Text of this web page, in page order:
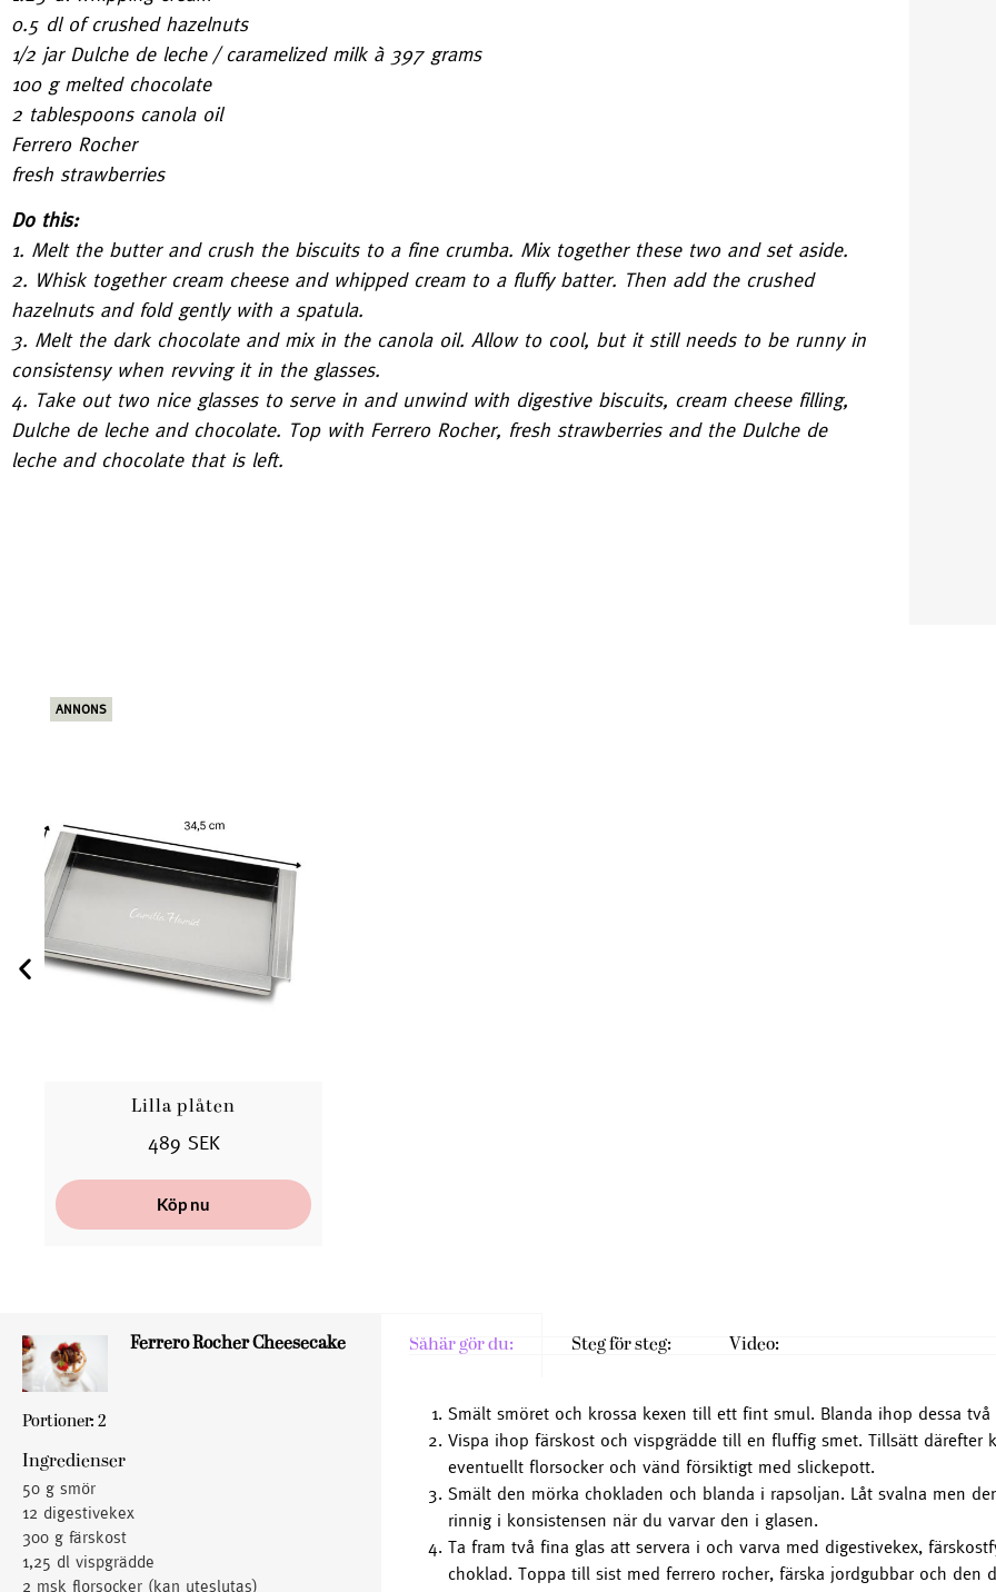
0.5 dl of crushed hazelnuts
1/2 jar Dulche de leche / caramelized milk à 397 grams
100 g melted chocolate
2 tablespoons canola oil
Ferrero Rocher
fresh strawberries
Do this:
1. Melt the butter and crush the biscuits to a fine crumba. Mix together these two and set aside.
2. Whisk together cream cheese and whipped cream to a fluffy batter. Then add the crushed
hazelnuts and fold gently with a spatula.
3. Melt the dark chocolate and mix in the canola oil. Allow to cool, but it still needs to be runny in
consistensy when revving it in the glasses.
4. Take out two nice glasses to serve in and unwind with digestive biscuits, cream cheese filling,
Dulche de leche and chocolate. Top with Ferrero Rocher, fresh strawberries and the Dulche de
leche and chocolate that is left.
ANNONS
Lilla plåten
489 SEK
Köp nu
Ferrero Rocher Cheesecake
Portioner: 2
Ingredienser
50 g smör
12 digestivekex
300 g färskost
1,25 dl vispgrädde
2 msk florsocker (kan uteslutas)
Såhär gör du: Steg för steg: Video:
Smält smöret och krossa kexen till ett fint smul. Blanda ihop dessa
Vispa ihop färskost och vispgrädde till en fluffig smet. Tillsätt därefter
eventuellt florsocker och vänd försiktigt med slickepott.
Smält den mörka chokladen och blanda i rapsoljan. Låt svalna men
rinnig i konsistensen när du varvar den i glasen.
Ta fram två fina glas att servera i och varva med digestivekex,
choklad. Toppa till sist med ferrero rocher, färska jordgubbar och den